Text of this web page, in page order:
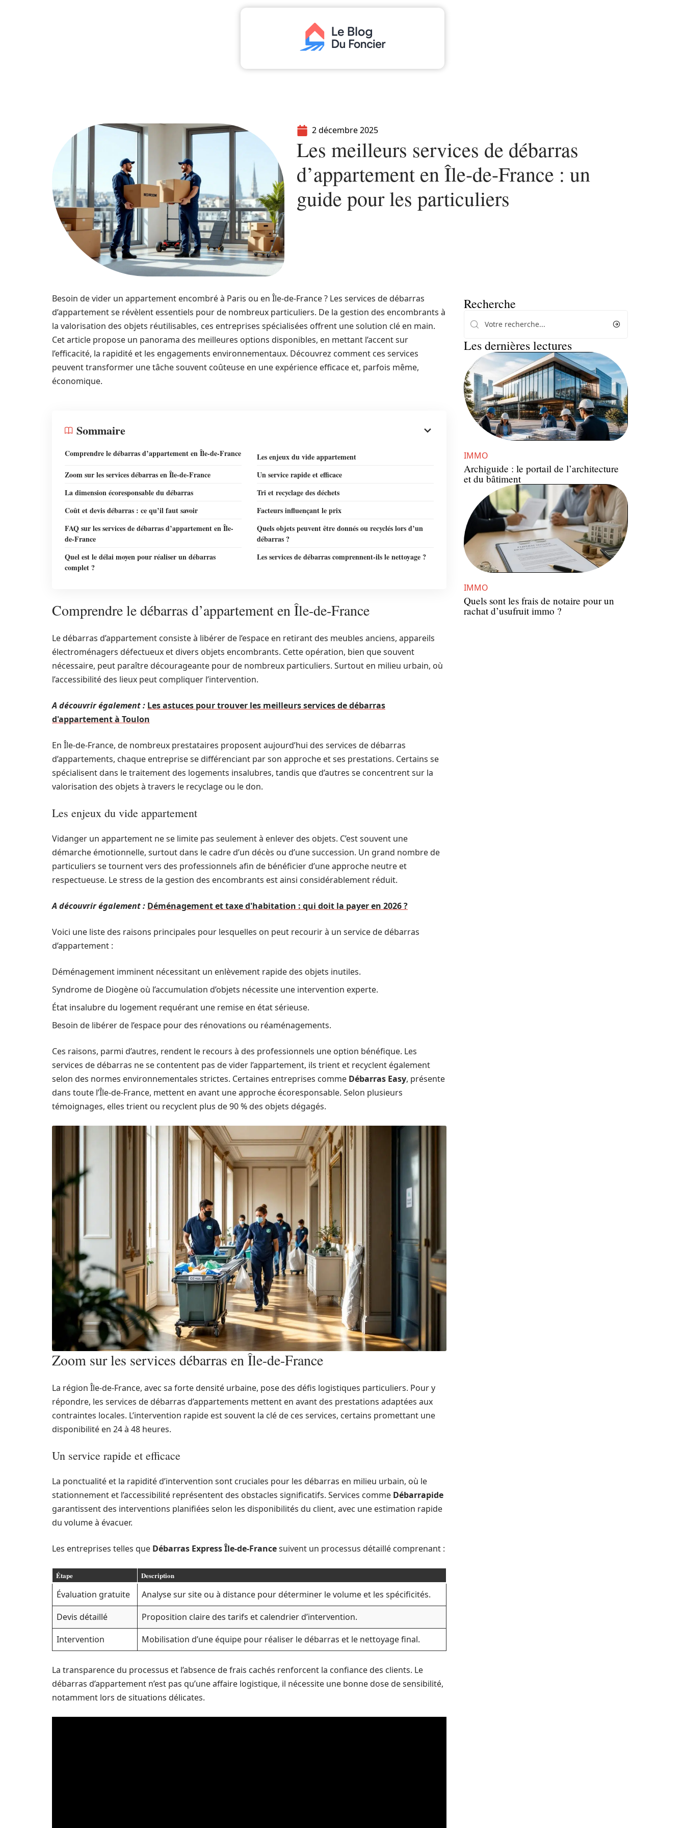
2 décembre 2025
Les meilleurs services de débarras
d’appartement en Île-de-France : un
guide pour les particuliers
Besoin de vider un appartement encombré à Paris ou en Île-de-France ? Les services de débarras
d’appartement se révèlent essentiels pour de nombreux particuliers. De la gestion des encombrants à
la valorisation des objets réutilisables, ces entreprises spécialisées offrent une solution clé en main.
Cet article propose un panorama des meilleures options disponibles, en mettant l’accent sur
l’efficacité, la rapidité et les engagements environnementaux. Découvrez comment ces services
peuvent transformer une tâche souvent coûteuse en une expérience efficace et, parfois même,
économique.
Sommaire
Comprendre le débarras d’appartement en Île-de-France
Les enjeux du vide appartement
Zoom sur les services débarras en Île-de-France
Un service rapide et efficace
La dimension écoresponsable du débarras
Tri et recyclage des déchets
Coût et devis débarras : ce qu’il faut savoir
Facteurs influençant le prix
FAQ sur les services de débarras d’appartement en Île-
de-France
Quels objets peuvent être donnés ou recyclés lors d’un
débarras ?
Quel est le délai moyen pour réaliser un débarras
complet ?
Les services de débarras comprennent-ils le nettoyage ?
Comprendre le débarras d’appartement en Île-de-France
Le débarras d’appartement consiste à libérer de l’espace en retirant des meubles anciens, appareils
électroménagers défectueux et divers objets encombrants. Cette opération, bien que souvent
nécessaire, peut paraître décourageante pour de nombreux particuliers. Surtout en milieu urbain, où
l’accessibilité des lieux peut compliquer l’intervention.
A découvrir également : Les astuces pour trouver les meilleurs services de débarras
d'appartement à Toulon
En Île-de-France, de nombreux prestataires proposent aujourd’hui des services de débarras
d’appartements, chaque entreprise se différenciant par son approche et ses prestations. Certains se
spécialisent dans le traitement des logements insalubres, tandis que d’autres se concentrent sur la
valorisation des objets à travers le recyclage ou le don.
Les enjeux du vide appartement
Vidanger un appartement ne se limite pas seulement à enlever des objets. C’est souvent une
démarche émotionnelle, surtout dans le cadre d’un décès ou d’une succession. Un grand nombre de
particuliers se tournent vers des professionnels afin de bénéficier d’une approche neutre et
respectueuse. Le stress de la gestion des encombrants est ainsi considérablement réduit.
A découvrir également : Déménagement et taxe d'habitation : qui doit la payer en 2026 ?
Voici une liste des raisons principales pour lesquelles on peut recourir à un service de débarras
d’appartement :
Déménagement imminent nécessitant un enlèvement rapide des objets inutiles.
Syndrome de Diogène où l’accumulation d’objets nécessite une intervention experte.
État insalubre du logement requérant une remise en état sérieuse.
Besoin de libérer de l’espace pour des rénovations ou réaménagements.
Ces raisons, parmi d’autres, rendent le recours à des professionnels une option bénéfique. Les
services de débarras ne se contentent pas de vider l’appartement, ils trient et recyclent également
selon des normes environnementales strictes. Certaines entreprises comme Débarras Easy, présente
dans toute l’Île-de-France, mettent en avant une approche écoresponsable. Selon plusieurs
témoignages, elles trient ou recyclent plus de 90 % des objets dégagés.
Zoom sur les services débarras en Île-de-France
La région Île-de-France, avec sa forte densité urbaine, pose des défis logistiques particuliers. Pour y
répondre, les services de débarras d’appartements mettent en avant des prestations adaptées aux
contraintes locales. L’intervention rapide est souvent la clé de ces services, certains promettant une
disponibilité en 24 à 48 heures.
Un service rapide et efficace
La ponctualité et la rapidité d’intervention sont cruciales pour les débarras en milieu urbain, où le
stationnement et l’accessibilité représentent des obstacles significatifs. Services comme Débarrapide
garantissent des interventions planifiées selon les disponibilités du client, avec une estimation rapide
du volume à évacuer.
Les entreprises telles que Débarras Express Île-de-Francesuivent un processus détaillé comprenant :
Étape Description
Évaluation gratuite
Analyse sur site ou à distance pour déterminer le volume et les spécificités.
Devis détaillé
Proposition claire des tarifs et calendrier d’intervention.
Intervention
Mobilisation d’une équipe pour réaliser le débarras et le nettoyage final.
La transparence du processus et l’absence de frais cachés renforcent la confiance des clients. Le
débarras d’appartement n’est pas qu’une affaire logistique, il nécessite une bonne dose de sensibilité,
notamment lors de situations délicates.
Recherche
Les dernières lectures
IMMO
Archiguide : le portail de l’architecture
et du bâtiment
IMMO
Quels sont les frais de notaire pour un
rachat d’usufruit immo ?